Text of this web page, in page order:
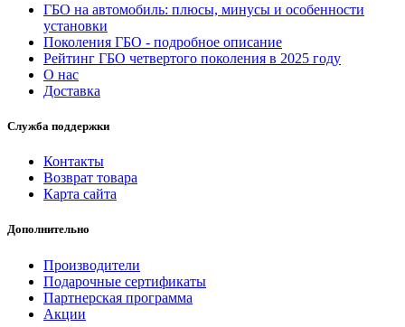
ГБО на автомобиль: плюсы, минусы и особенности
установки
Поколения ГБО - подробное описание
Рейтинг ГБО четвертого поколения в 2025 году
О нас
Доставка
Служба поддержки
Контакты
Возврат товара
Карта сайта
Дополнительно
Производители
Подарочные сертификаты
Партнерская программа
Акции